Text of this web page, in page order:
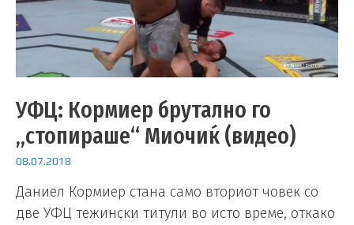
УФЦ: Кормиер брутално го
„стопираше“ Миочиќ (видео)
08.07.2018
Даниел Кормиер стана само вториот човек со
две УФЦ тежински титули во исто време, откако